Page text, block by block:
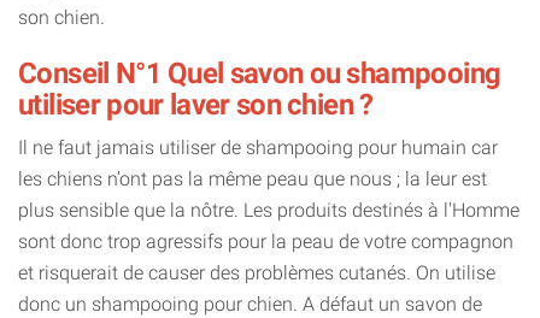
son chien.
Conseil N°1 Quel savon ou shampooing
utiliser pour laver son chien ?
Il ne faut jamais utiliser de shampooing pour humain car
les chiens n’ont pas la même peau que nous ; la leur est
plus sensible que la nôtre. Les produits destinés à l'Homme
sont donc trop agressifs pour la peau de votre compagnon
et risquerait de causer des problèmes cutanés. On utilise
donc un shampooing pour chien. A défaut un savon de